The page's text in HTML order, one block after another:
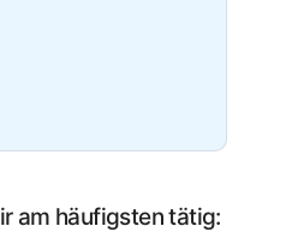
am häufigsten tätig: